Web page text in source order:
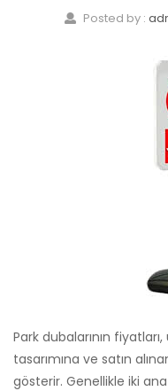
Posted by :
Park dubalarının
tasarımına ve satın
gösterir. Genellikle iki